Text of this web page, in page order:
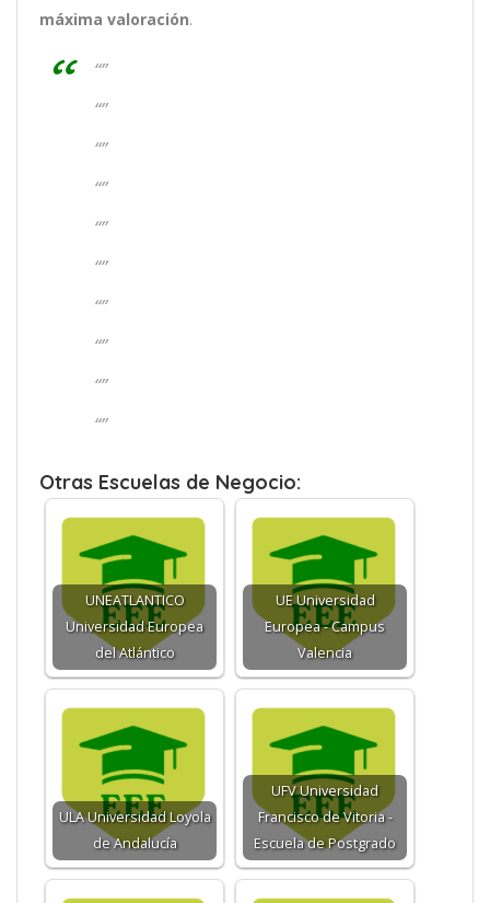
máxima valoración.
“”
“”
“”
“”
“”
“”
“”
“”
“”
“”
Otras Escuelas de Negocio:
UNEATLANTICO
Universidad Europea
del Atlántico
UE Universidad
Europea - Campus
Valencia
ULA Universidad Loyola
de Andalucía
UFV Universidad
Francisco de Vitoria -
Escuela de Postgrado